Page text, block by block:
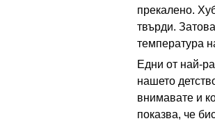
прекалено.
твърди.
температура
Едни от най-
нашето
внимавате и
показва, че